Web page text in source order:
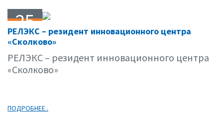
25
02.13
РЕЛЭКС – резидент инновационного центра
«Сколково»
РЕЛЭКС – резидент инновационного центра
«Сколково»
ПОДРОБНЕЕ..